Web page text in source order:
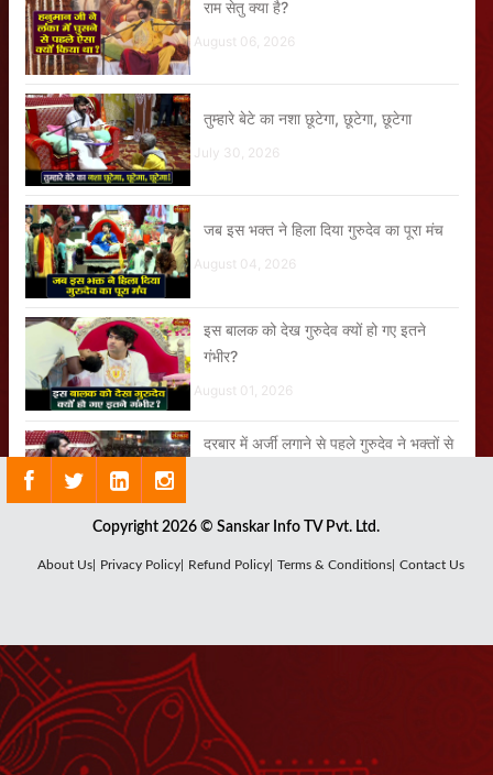
राम सेतु क्या है?
August 06, 2026
तुम्हारे बेटे का नशा छूटेगा, छूटेगा, छूटेगा
July 30, 2026
जब इस भक्त ने हिला दिया गुरुदेव का पूरा मंच
August 04, 2026
इस बालक को देख गुरुदेव क्यों हो गए इतने
गंभीर?
August 01, 2026
दरबार में अर्जी लगाने से पहले गुरुदेव ने भक्तों से
जरा देर ठहरो राम Zara Der Thehro Ram
August 04, 2026
Copyright 2026 © Sanskar Info TV Pvt. Ltd.
About Us| Privacy Policy| Refund Policy| Terms & Conditions| Contact Us